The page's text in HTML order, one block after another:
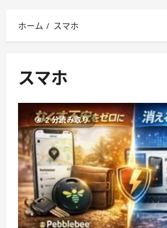
メ
ニ
ー
ホーム スマホ
スマホ
2 分読み取り